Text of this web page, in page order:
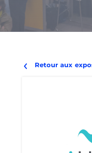
Retour aux